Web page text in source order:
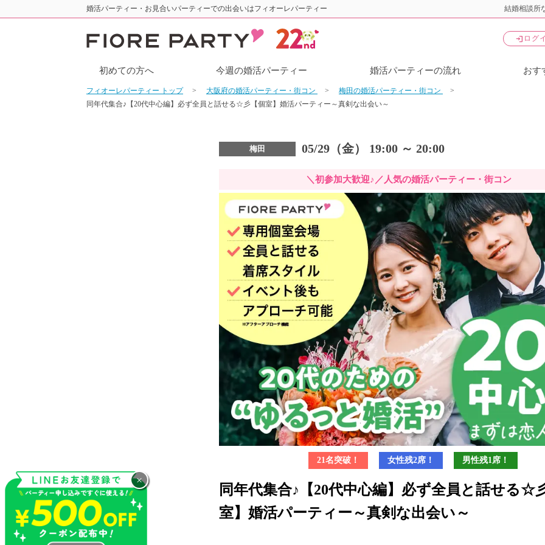
婚活パーティー・お見合いパーティーでの出会いはフィオーレパーティー 結婚相談所
login ログ
初めての方へ 今週の婚活パーティー 婚活パーティーの流れ おす
フィオーレパーティー トップ 大阪府の婚活パーティー・街コン
梅田の婚活パーティー・街コン
同年代集合♪【20代中心編】必ず全員と話せる☆彡【個室】婚活パーティー～真剣な出会い～
梅田 05/29（金） 19:00 ～ 20:00
＼初参加大歓迎♪／人気の婚活パーティー・街コン
21名突破！ 女性残2席！ 男性残1席！
同年代集合♪【20代中心編】必ず全員と話せる☆
室】婚活パーティー～真剣な出会い～
×